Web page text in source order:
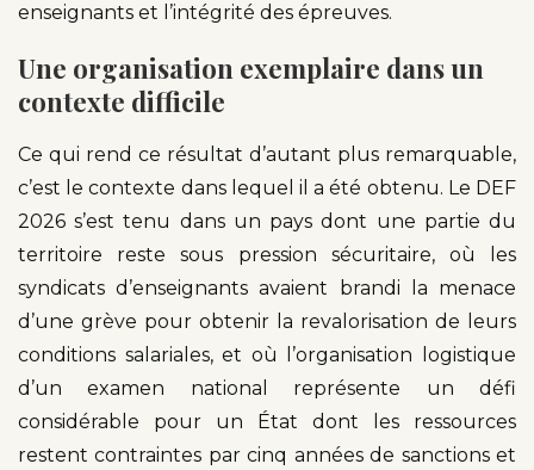
enseignants et l’intégrité des épreuves.
Une organisation exemplaire dans un
contexte difficile
Ce qui rend ce résultat d’autant plus remarquable,
c’est le contexte dans lequel il a été obtenu. Le DEF
2026 s’est tenu dans un pays dont une partie du
territoire reste sous pression sécuritaire, où les
syndicats d’enseignants avaient brandi la menace
d’une grève pour obtenir la revalorisation de leurs
conditions salariales, et où l’organisation logistique
d’un examen national représente un défi
considérable pour un État dont les ressources
restent contraintes par cinq années de sanctions et